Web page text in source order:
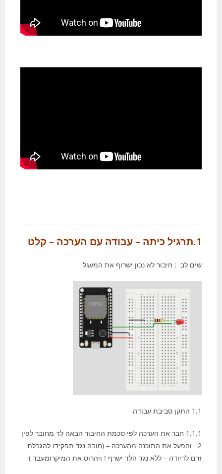
1.תרגיל כיתה – עבודה עם הערכה – קלט
שים לב : חיבור לא נכון ישרוף את המעגל
1.1 התקן סביבת עבודה
1.1.1 חבר את הערכה לפי סכמת החיבור הבאה לד מחובר לפין
2 והפעל את התוכנה מהערכה – (חובה נגד תפקידו להגבלת
זרם לדיודה – ללא נגד הלד ישרף ! ויהרוס את המיקרומעבד )